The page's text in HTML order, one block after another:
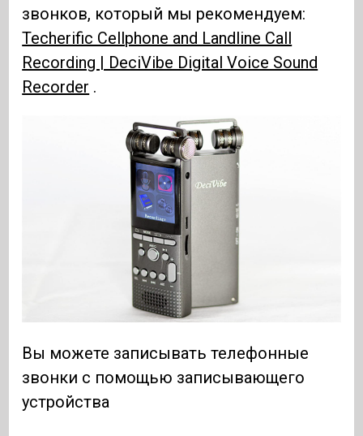
звонков, который мы рекомендуем:
Techerific Cellphone and Landline Call
Recording | DeciVibe Digital Voice Sound
Recorder .
Вы можете записывать телефонные
звонки с помощью записывающего
устройства